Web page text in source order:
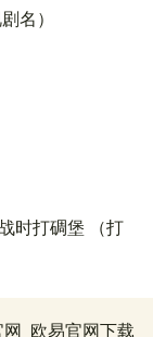
名）
时打碉堡 （打
欧易官网下载